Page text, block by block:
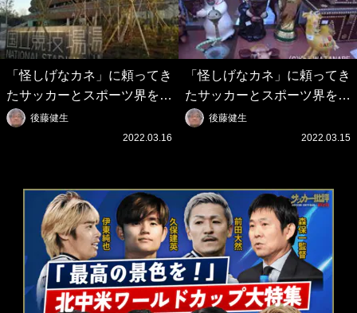
「怪しげなカネ」に頼ってき
たサッカーとスポーツ界を待
つ未来(4)スポーツを「持続
可能」にする「真の投資」の
後藤健生
2022.03.16
「怪しげなカネ」に頼ってき
たサッカーとスポーツ界を待
つ未来(3)「ロシアン・マネ
ー」に続く中東の「オイルマ
後藤健生
2022.03.15